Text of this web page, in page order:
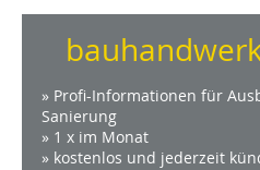
» Profi-Informationen für
Sanierung
» 1 x im Monat
» kostenlos und jederzeit